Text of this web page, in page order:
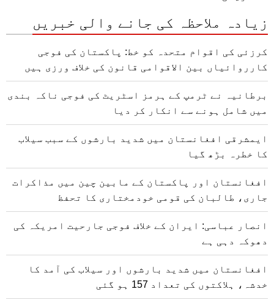
زیادہ ملاحظہ کی جانے والی خبریں
کرزئی کی اقوام متحدہ کو خط: پاکستان کی فوجی
کارروائیاں بین الاقوامی قانون کی خلاف ورزی ہیں
برطانیہ نے ٹرمپ کے ہرمز اسٹریٹ کی فوجی ناکہ بندی
میں شامل ہونے سے انکار کر دیا
ایمشرقی افغانستان میں شدید بارشوں کے سبب سیلاب
کا خطرہ بڑھ گیا
افغانستان اور پاکستان کے مابین چین میں مذاکرات
جاری، طالبان کی قومی خودمختاری کا تحفظ
انصار عباسی: ایران کے خلاف فوجی جارحیت امریکہ کی
دھوکہ دہی ہے
افغانستان میں شدید بارشوں اور سیلاب کی آمد کا
خدشہ، ہلاکتوں کی تعداد 157 ہو گئی